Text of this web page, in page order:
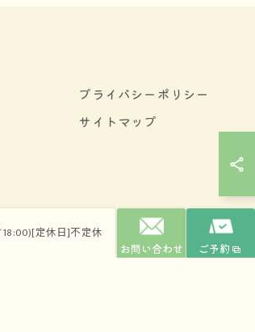
定休日]不定休
お問い合わせ ご予約
プライバシーポリシー
サイトマップ